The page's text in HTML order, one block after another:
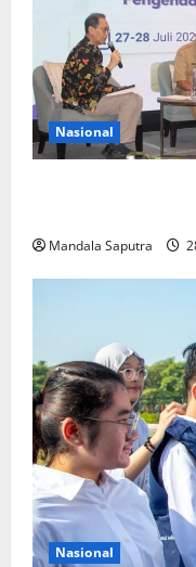
Nasional
Mandala Saputra
Nasional